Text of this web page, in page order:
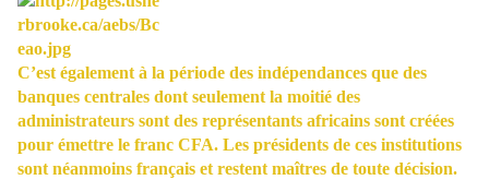
C’est également à la période des indépendances que des
banques centrales dont seulement la moitié des
administrateurs sont des représentants africains sont créées
pour émettre le franc CFA. Les présidents de ces institutions
sont néanmoins français et restent maîtres de toute décision.